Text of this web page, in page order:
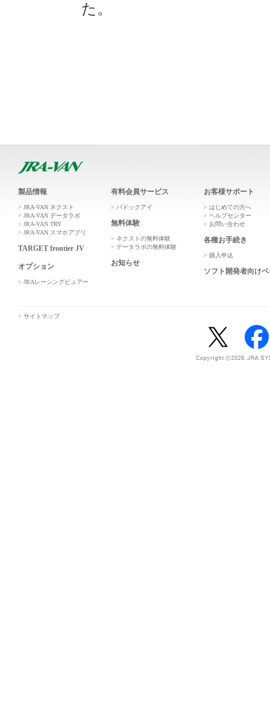
た。
製品情報
JRA-VAN ネクスト
JRA-VAN データラボ
JRA-VAN TRY
JRA-VAN スマホアプリ
TARGET frontier JV
オプション
JRAレーシングビュアー
有料会員サービス
パドックアイ
無料体験
ネクストの無料体験
データラボの無料体験
お知らせ
お客様サポート
はじめての方へ
ヘルプセンター
お問い合わせ
各種お手続き
購入申込
ソフト開発者向け
サイトマップ